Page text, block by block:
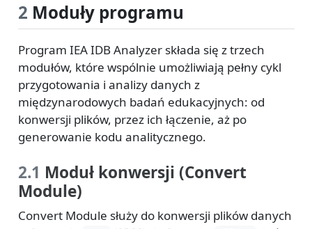
2 Moduły programu
Program IEA IDB Analyzer składa się z trzech
modułów, które wspólnie umożliwiają pełny cykl
przygotowania i analizy danych z
międzynarodowych badań edukacyjnych: od
konwersji plików, przez ich łączenie, aż po
generowanie kodu analitycznego.
2.1 Moduł konwersji (Convert
Module)
Convert Module służy do konwersji plików danych